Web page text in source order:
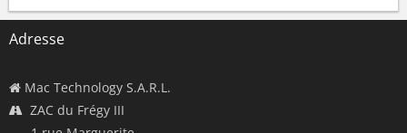
Adresse
Mac Technology S.A.R.L.
ZAC du Frégy III